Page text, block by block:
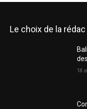
Le choix de la rédac
18